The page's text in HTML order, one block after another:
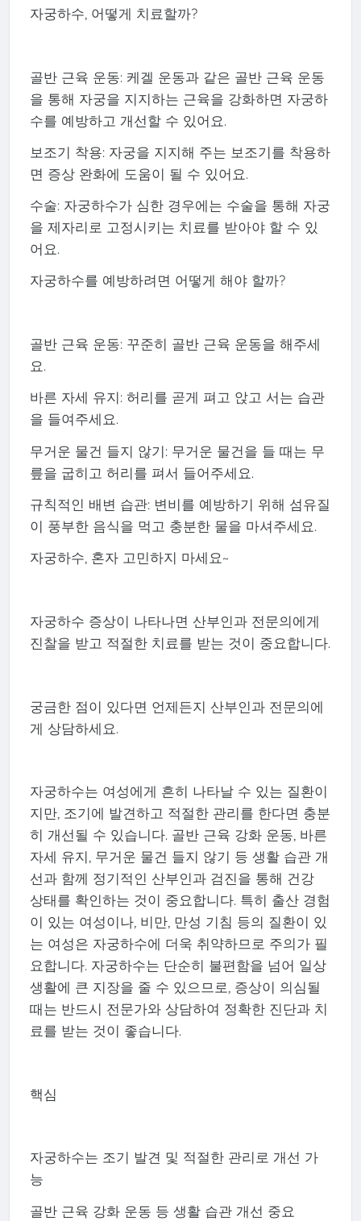
자궁하수, 어떻게 치료할까?
골반 근육 운동: 케겔 운동과 같은 골반 근육 운동
을 통해 자궁을 지지하는 근육을 강화하면 자궁하
수를 예방하고 개선할 수 있어요.
보조기 착용: 자궁을 지지해 주는 보조기를 착용하
면 증상 완화에 도움이 될 수 있어요.
수술: 자궁하수가 심한 경우에는 수술을 통해 자궁
을 제자리로 고정시키는 치료를 받아야 할 수 있
어요.
자궁하수를 예방하려면 어떻게 해야 할까?
골반 근육 운동: 꾸준히 골반 근육 운동을 해주세
요.
바른 자세 유지: 허리를 곧게 펴고 앉고 서는 습관
을 들여주세요.
무거운 물건 들지 않기: 무거운 물건을 들 때는 무
릎을 굽히고 허리를 펴서 들어주세요.
규칙적인 배변 습관: 변비를 예방하기 위해 섬유질
이 풍부한 음식을 먹고 충분한 물을 마셔주세요.
자궁하수, 혼자 고민하지 마세요~
자궁하수 증상이 나타나면 산부인과 전문의에게
진찰을 받고 적절한 치료를 받는 것이 중요합니다.
궁금한 점이 있다면 언제든지 산부인과 전문의에
게 상담하세요.
자궁하수는 여성에게 흔히 나타날 수 있는 질환이
지만, 조기에 발견하고 적절한 관리를 한다면 충분
히 개선될 수 있습니다. 골반 근육 강화 운동, 바른
자세 유지, 무거운 물건 들지 않기 등 생활 습관 개
선과 함께 정기적인 산부인과 검진을 통해 건강
상태를 확인하는 것이 중요합니다. 특히 출산 경험
이 있는 여성이나, 비만, 만성 기침 등의 질환이 있
는 여성은 자궁하수에 더욱 취약하므로 주의가 필
요합니다. 자궁하수는 단순히 불편함을 넘어 일상
생활에 큰 지장을 줄 수 있으므로, 증상이 의심될
때는 반드시 전문가와 상담하여 정확한 진단과 치
료를 받는 것이 좋습니다.
핵심
자궁하수는 조기 발견 및 적절한 관리로 개선 가
능
골반 근육 강화 운동 등 생활 습관 개선 중요